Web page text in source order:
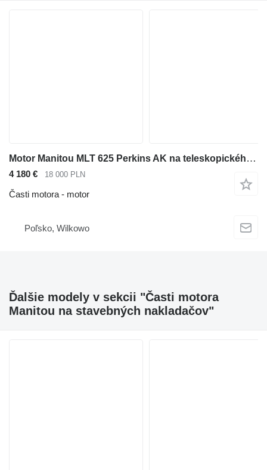
Motor Manitou MLT 625 Perkins AK na teleskopického čelného nakladača
4 180 € 18 000 PLN
Časti motora - motor
Poľsko, Wilkowo
Ďalšie modely v sekcii "Časti motora
Manitou na stavebných nakladačov"